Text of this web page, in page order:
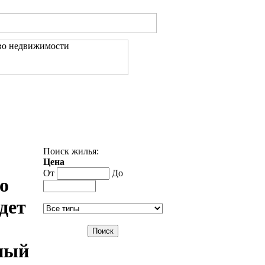
Поиск жилья:
Цена
От
До